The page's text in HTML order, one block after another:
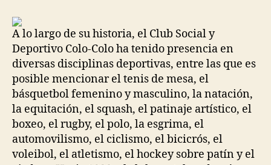
A lo largo de su historia, el Club Social y
Deportivo Colo-Colo ha tenido presencia en
diversas disciplinas deportivas, entre las que es
posible mencionar el tenis de mesa, el
básquetbol femenino y masculino, la natación,
la equitación, el squash, el patinaje artístico, el
boxeo, el rugby, el polo, la esgrima, el
automovilismo, el ciclismo, el bicicrós, el
voleibol, el atletismo, el hockey sobre patín y el